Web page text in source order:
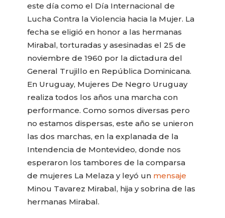
este día como el Día Internacional de
Lucha Contra la Violencia hacia la Mujer. La
fecha se eligió en honor a las hermanas
Mirabal, torturadas y asesinadas el 25 de
noviembre de 1960 por la dictadura del
General Trujillo en República Dominicana.
En Uruguay, Mujeres De Negro Uruguay
realiza todos los años una marcha con
performance. Como somos diversas pero
no estamos dispersas, este año se unieron
las dos marchas, en la explanada de la
Intendencia de Montevideo, donde nos
esperaron los tambores de la comparsa
de mujeres La Melaza y leyó un mensaje
Minou Tavarez Mirabal, hija y sobrina de las
hermanas Mirabal.